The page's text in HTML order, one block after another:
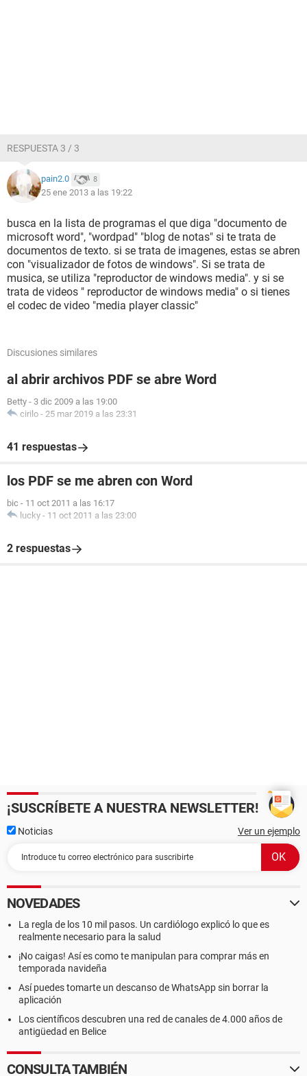
RESPUESTA 3 / 3
pain2.0 8
25 ene 2013 a las 19:22
busca en la lista de programas el que diga "documento de
microsoft word", "wordpad" "blog de notas" si te trata de
documentos de texto. si se trata de imagenes, estas se abren
con "visualizador de fotos de windows". Si se trata de
musica, se utiliza "reproductor de windows media". y si se
trata de videos " reproductor de windows media" o si tienes
el codec de video "media player classic"
Discusiones similares
al abrir archivos PDF se abre Word
Betty - 3 dic 2009 a las 19:00
cirilo - 25 mar 2019 a las 23:31
41 respuestas
los PDF se me abren con Word
bic - 11 oct 2011 a las 16:17
lucky - 11 oct 2011 a las 23:00
2 respuestas
¡SUSCRÍBETE A NUESTRA NEWSLETTER!
Noticias Ver un ejemplo
NOVEDADES
La regla de los 10 mil pasos. Un cardiólogo explicó lo que es
realmente necesario para la salud
¡No caigas! Así es como te manipulan para comprar más en
temporada navideña
Así puedes tomarte un descanso de WhatsApp sin borrar la
aplicación
Los científicos descubren una red de canales de 4.000 años de
antigüedad en Belice
CONSULTA TAMBIÉN